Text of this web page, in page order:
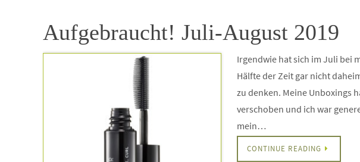
Aufgebraucht! Juli-August 2019
Irgendwie hat sich im Juli bei
Hälfte der Zeit gar nicht
zu denken. Meine Unboxings
verschoben und ich war
mein…
CONTINUE READING